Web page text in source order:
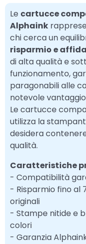
Le cartucce
Alphaink
chi cerca un
risparmio e
di alta qualità e
funzionamento,
paragonabili alle
notevole
Le cartucce
utilizza la
desidera
qualità.
Caratteristiche
- Compatibilità
- Risparmio fino al
originali
- Stampe nitide e
colori
- Garanzia